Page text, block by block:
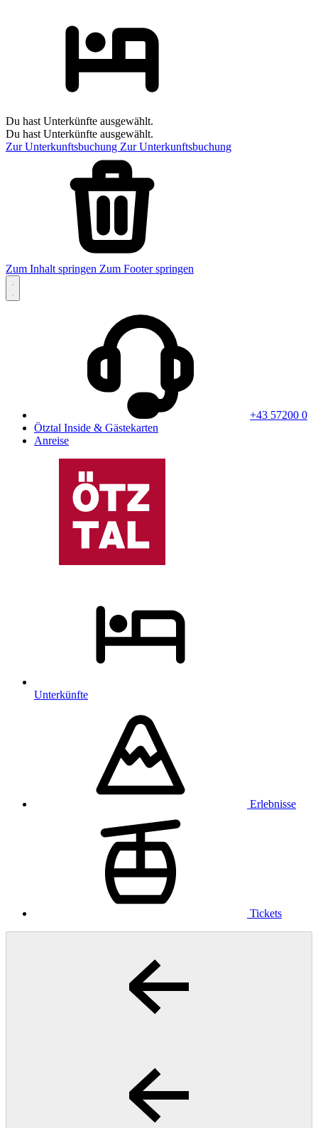
Du hast Unterkünfte ausgewählt.
Du hast Unterkünfte ausgewählt.
Zur Unterkunftsbuchung Zur Unterkunftsbuchung
Zum Inhalt springen Zum Footer springen
+43 57200 0
Ötztal Inside & Gästekarten
Anreise
Unterkünfte
Erlebnisse
Tickets